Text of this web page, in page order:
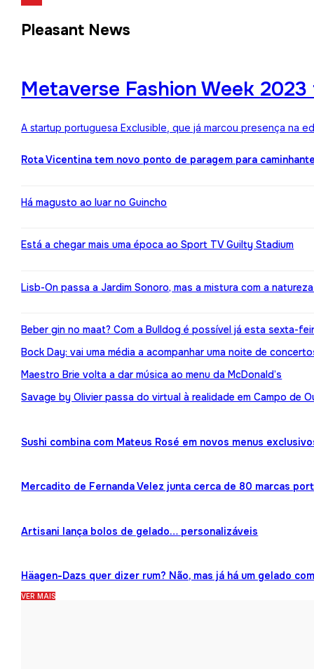
Pleasant News
Metaverse Fashion Week
A startup portuguesa Exclusible, que já marcou presença na
Rota Vicentina tem novo ponto de paragem para
Há magusto ao luar no Guincho
Está a chegar mais uma época ao Sport TV Guilty Stadium
Lisb-On passa a Jardim Sonoro, mas a mistura com a
Beber gin no maat? Com a Bulldog é possível já esta sexta-
Bock Day: vai uma média a acompanhar uma noite de
Maestro Brie volta a dar música ao menu da McDonald’s
Savage by Olivier passa do virtual à realidade em Campo de
Sushi combina com Mateus Rosé em novos menus
Mercadito de Fernanda Velez junta cerca de 80 marcas
Artisani lança bolos de gelado… personalizáveis
Häagen-Dazs quer dizer rum? Não, mas já há um gelado
VER MAIS